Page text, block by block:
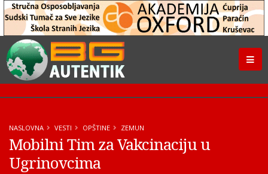
NASLOVNA VESTI OPŠTINE ZEMUN
Mobilni Tim za Vakcinaciju u
Ugrinovcima